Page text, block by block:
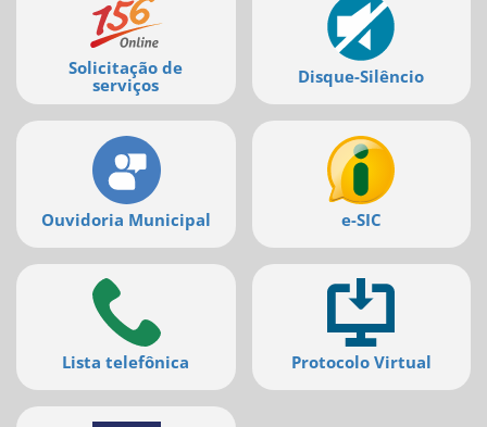
serviços
Solicitação de
serviços
Disque-Silêncio
Ouvidoria Municipal e-SIC
Lista telefônica Protocolo Virtual